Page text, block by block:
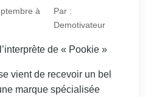
à
Par :
Demotivateur
de « Pookie »
vient de recevoir un bel
marque spécialisée